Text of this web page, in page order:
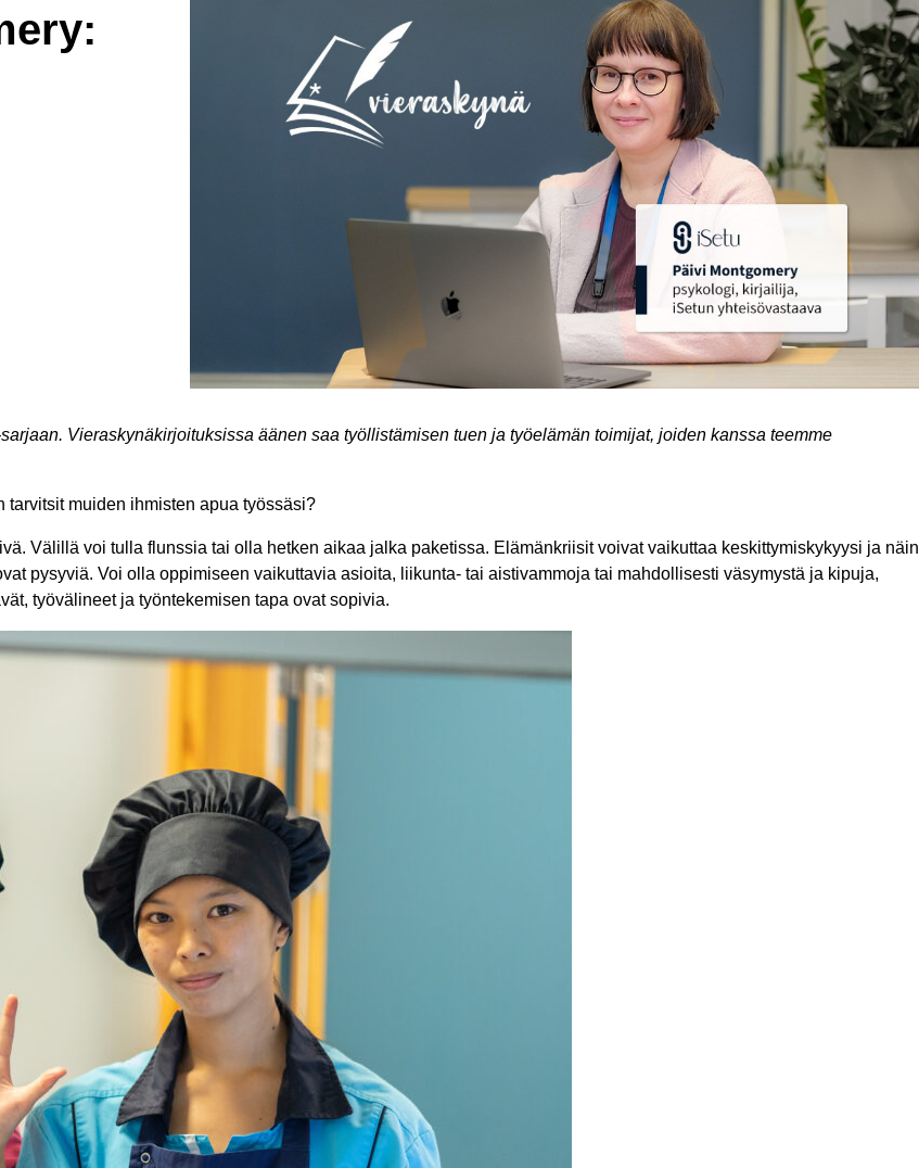
Vieraskynäkirjoituksissa äänen saa työllistämisen tuen ja työelämän toimijat, joiden kanssa teemme
muiden ihmisten apua työssäsi?
Välillä voi tulla flunssia tai olla hetken aikaa jalka paketissa. Elämänkriisit voivat vaikuttaa keskittymiskykyysi ja näin
pysyviä. Voi olla oppimiseen vaikuttavia asioita, liikunta- tai aistivammoja tai mahdollisesti väsymystä ja kipuja,
työvälineet ja työntekemisen tapa ovat sopivia.